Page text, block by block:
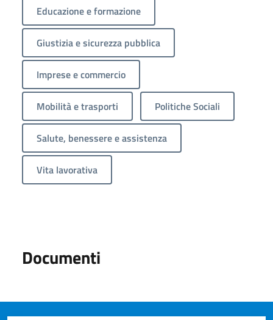
Educazione e formazione
Giustizia e sicurezza pubblica
Imprese e commercio
Mobilità e trasporti Politiche Sociali
Salute, benessere e assistenza
Vita lavorativa
Documenti